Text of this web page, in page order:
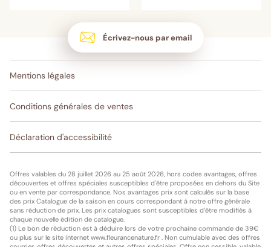
Écrivez-nous par email
Mentions légales
Conditions générales de ventes
Déclaration d'accessibilité
Offres valables du 28 juillet 2026 au 25 août 2026, hors codes avantages, offres
découvertes et offres spéciales susceptibles d'être proposées en dehors du Site
ou en vente par correspondance. Nos avantages prix sont calculés sur la base
des prix Catalogue de la saison en cours correspondant à notre offre générale
sans réduction de prix. Les prix catalogues sont susceptibles d’être modifiés à
chaque nouvelle édition de catalogue.
(1) Le bon de réduction est à déduire lors de votre prochaine commande de 39€
ou plus sur le site internet www.fleurancenature.fr . Non cumulable avec des offres